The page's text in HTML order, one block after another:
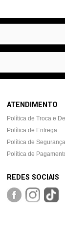
ATENDIMENTO
Política de Troca e
Política de Entrega
Política de
Política de
REDES SOCIAIS